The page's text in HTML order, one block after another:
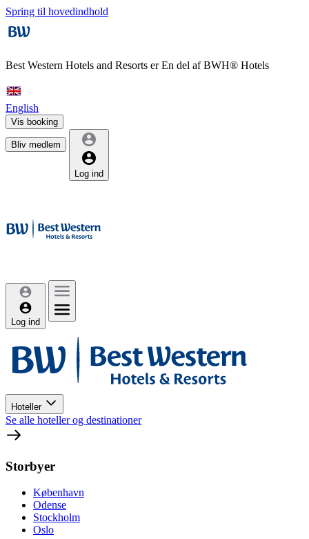
Spring til hovedindhold
Best Western Hotels and Resorts erEn del af BWH® Hotels
English
Vis booking
Bliv medlem
Log ind
Log ind
Hoteller
Se alle hoteller og destinationer
Storbyer
København
Odense
Stockholm
Oslo